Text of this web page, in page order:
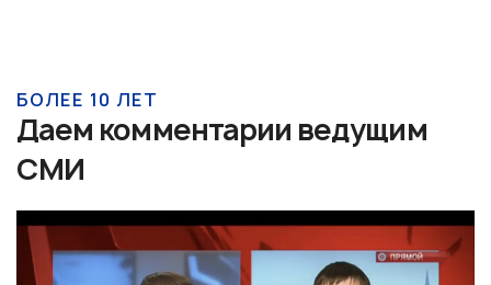
БОЛЕЕ 10 ЛЕТ
Даем комментарии ведущим
СМИ